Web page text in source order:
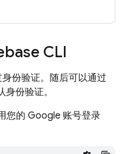
CLI
份验证。随后可以通过
份验证。
您的 Google 账号登录